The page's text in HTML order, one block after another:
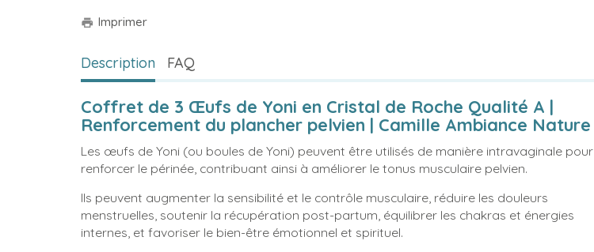
print Imprimer
Description FAQ
Coffret de 3 Œufs de Yoni en Cristal de Roche Qualité A |
Renforcement du plancher pelvien | Camille Ambiance Nature
Les œufs de Yoni (ou boules de Yoni) peuvent être utilisés de manière intravaginale pour
renforcer le périnée, contribuant ainsi à améliorer le tonus musculaire pelvien.
Ils peuvent augmenter la sensibilité et le contrôle musculaire, réduire les douleurs
menstruelles, soutenir la récupération post-partum, équilibrer les chakras et énergies
internes, et favoriser le bien-être émotionnel et spirituel.